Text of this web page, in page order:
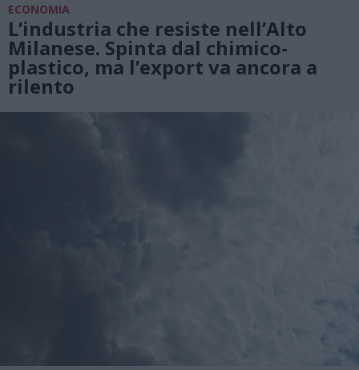
ECONOMIA
L’industria che resiste nell’Alto
Milanese. Spinta dal chimico-
plastico, ma l’export va ancora a
rilento